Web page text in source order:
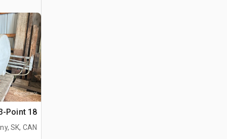
18 ft 3-Point بخاخ العقارات
SK, CAN